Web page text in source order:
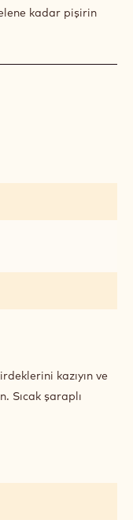
kadar pişirin
kazıyın ve
Sıcak şaraplı